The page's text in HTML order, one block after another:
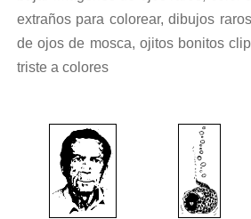
extraños para colorear, dibujos
de ojos de mosca, ojitos bonitos
triste a colores